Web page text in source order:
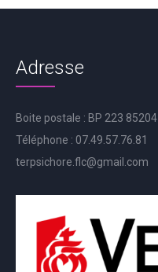
Adresse
Boite postale : BP 223 85204
Téléphone : 07.49.57.76.81
terpsichore.flc@gmail.com